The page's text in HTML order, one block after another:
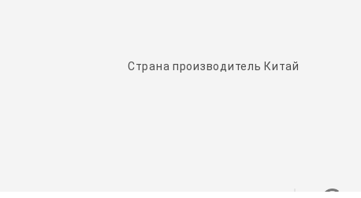
Страна производитель Китай